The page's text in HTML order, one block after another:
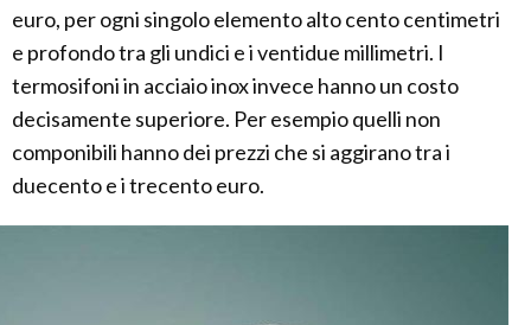
euro, per ogni singolo elemento alto cento centimetri
e profondo tra gli undici e i ventidue millimetri. I
termosifoni in acciaio inox invece hanno un costo
decisamente superiore. Per esempio quelli non
componibili hanno dei prezzi che si aggirano tra i
duecento e i trecento euro.